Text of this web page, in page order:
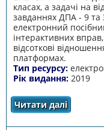
класах, а задачі на
завданнях ДПА - 9 та
електронний
інтерактивних
відсоткові
платформах.
Тип ресурсу:
Рік видання: 2019
Читати даліпро